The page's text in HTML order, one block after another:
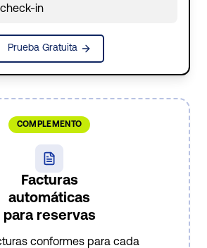
in
Prueba Gratuita
COMPLEMENTO
Facturas
automáticas
para reservas
conformes para cada